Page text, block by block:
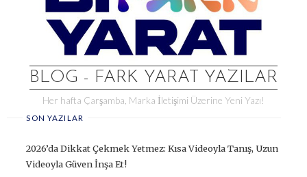
BLOG - FARK YARAT YAZILAR
Her hafta Çarşamba, Marka İletişimi Üzerine Yeni Yazı!
SON YAZILAR
2026’da Dikkat Çekmek Yetmez: Kısa Videoyla Tanış, Uzun
Videoyla Güven İnşa Et!